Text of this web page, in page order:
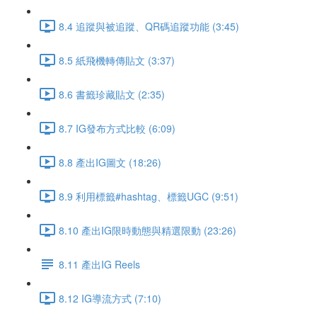
8.4 追蹤與被追蹤、QR碼追蹤功能 (3:45)
8.5 紙飛機轉傳貼文 (3:37)
8.6 書籤珍藏貼文 (2:35)
8.7 IG發布方式比較 (6:09)
8.8 產出IG圖文 (18:26)
8.9 利用標籤#hashtag、標籤UGC (9:51)
8.10 產出IG限時動態與精選限動 (23:26)
8.11 產出IG Reels
8.12 IG導流方式 (7:10)